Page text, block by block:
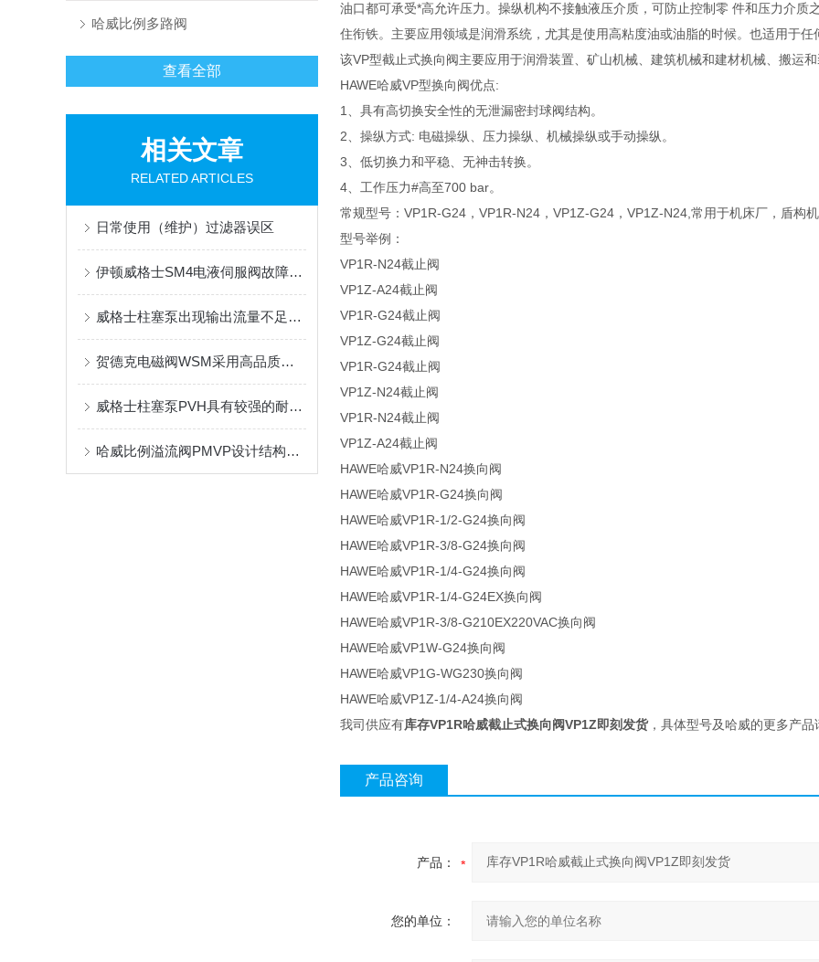
哈威比例多路阀
查看全部
相关文章
RELATED ARTICLES
日常使用（维护）过滤器误区
伊顿威格士SM4电液伺服阀故障、原因、排除
威格士柱塞泵出现输出流量不足或不输出油液时的处理方法
贺德克电磁阀WSM采用高品质的材料和严格的生产工艺
威格士柱塞泵PVH具有较强的耐磨性和抗压能力
哈威比例溢流阀PMVP设计结构简单，更容易维护和安装
油口都可承受*高允许压力。操纵机构不接触液压介质，可防止控制零 件和压力介
住衔铁。主要应用领域是润滑系统，尤其是使用高粘度油或油脂的时候。也适用于
该VP型截止式换向阀主要应用于润滑装置、矿山机械、建筑机械和建材机械、搬运
HAWE哈威VP型换向阀优点:
1、具有高切换安全性的无泄漏密封球阀结构。
2、操纵方式: 电磁操纵、压力操纵、机械操纵或手动操纵。
3、低切换力和平稳、无神击转换。
4、工作压力#高至700 bar。
常规型号：VP1R-G24，VP1R-N24，VP1Z-G24，VP1Z-N24,常用于机床厂，盾构
型号举例：
VP1R-N24截止阀
VP1Z-A24截止阀
VP1R-G24截止阀
VP1Z-G24截止阀
VP1R-G24截止阀
VP1Z-N24截止阀
VP1R-N24截止阀
VP1Z-A24截止阀
HAWE哈威VP1R-N24换向阀
HAWE哈威VP1R-G24换向阀
HAWE哈威VP1R-1/2-G24换向阀
HAWE哈威VP1R-3/8-G24换向阀
HAWE哈威VP1R-1/4-G24换向阀
HAWE哈威VP1R-1/4-G24EX换向阀
HAWE哈威VP1R-3/8-G210EX220VAC换向阀
HAWE哈威VP1W-G24换向阀
HAWE哈威VP1G-WG230换向阀
HAWE哈威VP1Z-1/4-A24换向阀
我司供应有库存VP1R哈威截止式换向阀VP1Z即刻发货，具体型号及哈威的更多产品
产品咨询
产品：
您的单位：